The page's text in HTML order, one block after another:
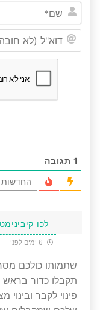
1 תגובה
החדשות
לכו קיבינימט
שתמותו כולכם
תקבלו כדור בראש
פינוי לקבר